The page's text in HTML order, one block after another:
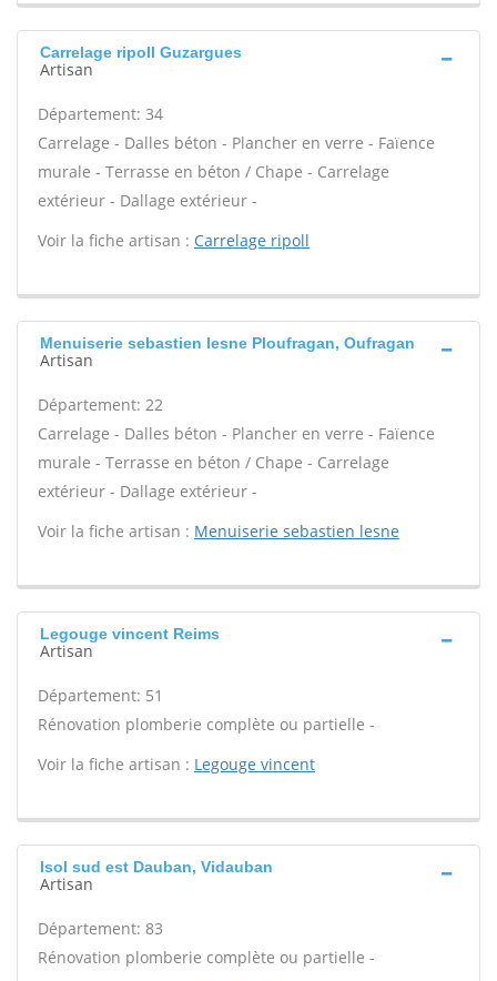
Carrelage ripoll Guzargues
Artisan
Département: 34
Carrelage - Dalles béton - Plancher en verre - Faïence
murale - Terrasse en béton / Chape - Carrelage
extérieur - Dallage extérieur -
Voir la fiche artisan : Carrelage ripoll
Menuiserie sebastien lesne Ploufragan, Oufragan
Artisan
Département: 22
Carrelage - Dalles béton - Plancher en verre - Faïence
murale - Terrasse en béton / Chape - Carrelage
extérieur - Dallage extérieur -
Voir la fiche artisan : Menuiserie sebastien lesne
Legouge vincent Reims
Artisan
Département: 51
Rénovation plomberie complète ou partielle -
Voir la fiche artisan : Legouge vincent
Isol sud est Dauban, Vidauban
Artisan
Département: 83
Rénovation plomberie complète ou partielle -